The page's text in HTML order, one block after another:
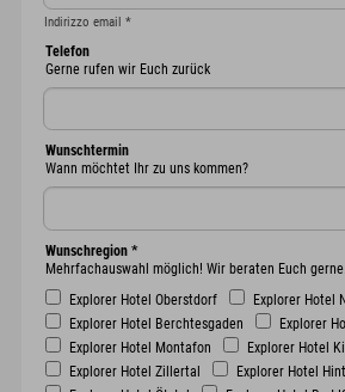
Indirizzo email *
Telefon
Gerne rufen wir Euch zurück
Wunschtermin
Wann möchtet Ihr zu uns kommen?
Wunschregion *
Mehrfachauswahl möglich! Wir beraten Euch gerne.
Explorer Hotel Oberstdorf
Explorer Hotel
Explorer Hotel Berchtesgaden
Explorer
Explorer Hotel Montafon
Explorer Hotel
Explorer Hotel Zillertal
Explorer Hotel